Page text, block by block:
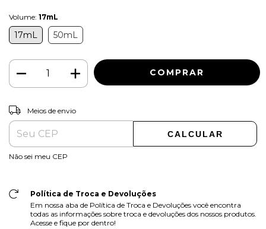
Volume: 17mL
17mL 50mL
Entregas para o CEP:
Meios de envio
CALCULAR
Não sei meu CEP
Política de Troca e Devoluções
Em nossa aba de Política de Troca e Devoluções você encontra
todas as informações sobre troca e devoluções dos nossos produtos.
Acesse e fique por dentro!